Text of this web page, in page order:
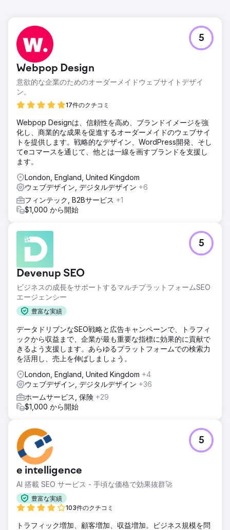
Webpop Design
意欲的な企業のためのオーダーメイドウェブサイトデザイ
ン。
17件のクチコミ
5
Webpop Designは、信頼性を高め、ブランドイメージを強
化し、商業的な成果を促進するオーダーメイドのウェブサイ
トを提供します。戦略的なデザイン、WordPress開発、そし
てeコマースを通じて、他とは一線を画すブランドを支援し
ます。
London, England, United Kingdom
ウェブデザイン, デジタルデザイン +6
フィンテック, B2Bサービス +1
$1,000 から開始
Devenup SEO
ビジネスの成長をサポートするマルチプラットフォームSEO
エージェンシー
豊富な実績
5
データドリブンなSEO戦略と広告キャンペーンで、トラフィ
ックから収益まで、企業が最も重要な指標に効果的に貢献で
きるよう支援します。あらゆるプラットフォームでの検索力
を活用し、売上を伸ばしましょう。
London, England, United Kingdom +4
ウェブデザイン, デジタルデザイン +36
ホームサービス, 保険 +29
$1,000 から開始
e intelligence
AI 搭載 SEO サービス - 手頃な価格で効果抜群🚀
豊富な実績
103件のクチコミ
5
トラフィック増加、顧客増加、収益増加。ビジネス規模を問